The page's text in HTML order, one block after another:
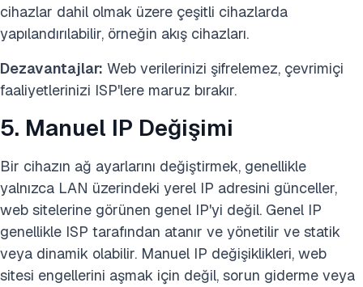
cihazlar dahil olmak üzere çeşitli cihazlarda
yapılandırılabilir, örneğin akış cihazları.
Dezavantajlar: Web verilerinizi şifrelemez, çevrimiçi
faaliyetlerinizi ISP'lere maruz bırakır.
5. Manuel IP Değişimi
Bir cihazın ağ ayarlarını değiştirmek, genellikle
yalnızca LAN üzerindeki yerel IP adresini günceller,
web sitelerine görünen genel IP'yi değil. Genel IP
genellikle ISP tarafından atanır ve yönetilir ve statik
veya dinamik olabilir. Manuel IP değişiklikleri, web
sitesi engellerini aşmak için değil, sorun giderme veya